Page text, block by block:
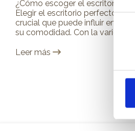
¿Cómo escoger el escritorio
Elegir el escritorio perfecto
crucial que puede influir en su
su comodidad. Con la variedad...
Leer más